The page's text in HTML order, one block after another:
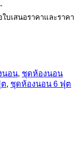
บเสนอราคาและราคา
นอน, ชุดห้องนอน
, ชุดห้องนอน 6 ฟุต